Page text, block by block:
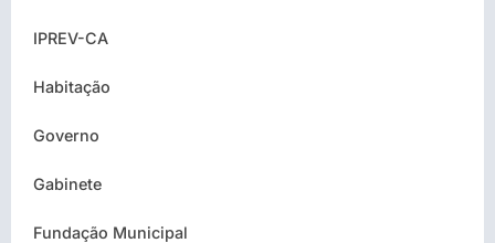
IPREV-CA
Habitação
Governo
Gabinete
Fundação Municipal